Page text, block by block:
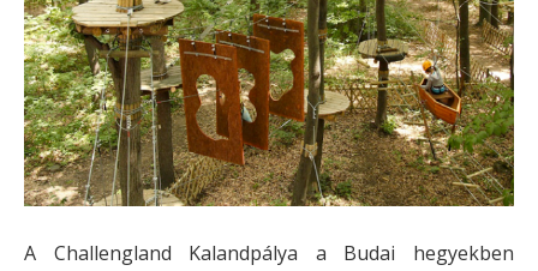
A Challengland Kalandpálya a Budai hegyekben